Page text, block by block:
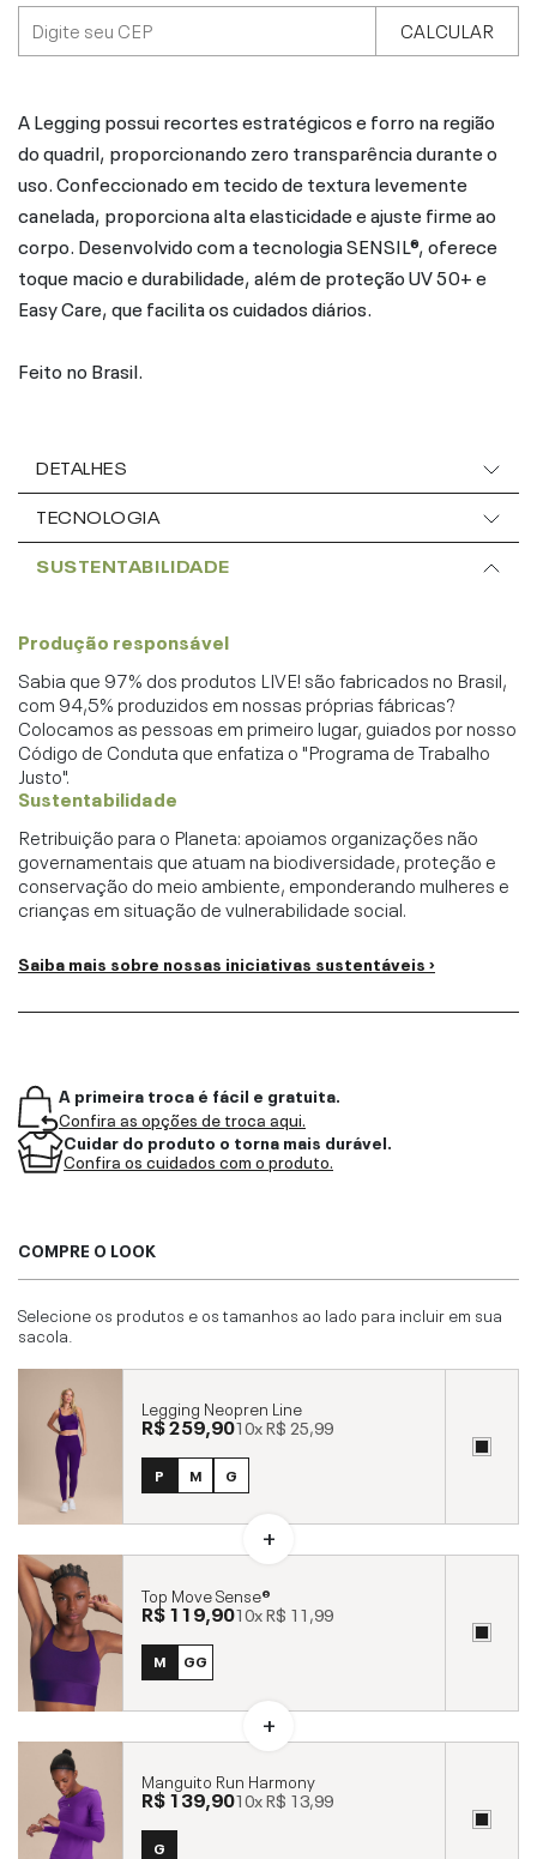
CALCULAR
A Legging possui recortes estratégicos e forro na região
do quadril, proporcionando zero transparência durante o
uso. Confeccionado em tecido de textura levemente
canelada, proporciona alta elasticidade e ajuste firme ao
corpo. Desenvolvido com a tecnologia SENSIL®, oferece
toque macio e durabilidade, além de proteção UV 50+ e
Easy Care, que facilita os cuidados diários.
Feito no Brasil.
DETALHES
TECNOLOGIA
SUSTENTABILIDADE
Produção responsável
Sabia que 97% dos produtos LIVE! são fabricados no Brasil,
com 94,5% produzidos em nossas próprias fábricas?
Colocamos as pessoas em primeiro lugar, guiados por nosso
Código de Conduta que enfatiza o "Programa de Trabalho
Justo".
Sustentabilidade
Retribuição para o Planeta: apoiamos organizações não
governamentais que atuam na biodiversidade, proteção e
conservação do meio ambiente, emponderando mulheres e
crianças em situação de vulnerabilidade social.
Saiba mais sobre nossas iniciativas sustentáveis ›
A primeira troca é fácil e gratuita.
Confira as opções de troca aqui.
Cuidar do produto o torna mais durável.
Confira os cuidados com o produto.
COMPRE O LOOK
Selecione os produtos e os tamanhos ao lado para incluir em sua
sacola.
Legging Neopren Line
R$ 259,9010xR$ 25,99
P M G
Top Move Sense®
R$ 119,9010xR$ 11,99
M GG
Manguito Run Harmony
R$ 139,9010xR$ 13,99
G